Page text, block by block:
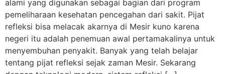
alami yang digunakan sebagai bagian dari program
pemeliharaan kesehatan pencegahan dari sakit. Pijat
refleksi bisa melacak akarnya di Mesir kuno karena
negeri itu adalah penemuan awal pertamakalinya untuk
menyembuhan penyakit. Banyak yang telah belajar
tentang pijat refleksi sejak zaman Mesir. Sekarang